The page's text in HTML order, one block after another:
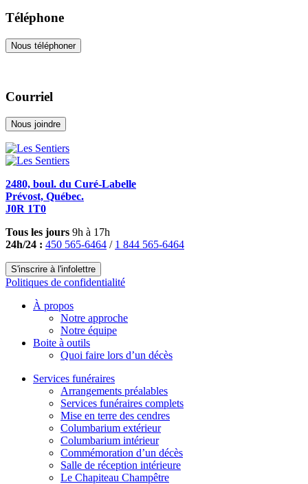
Téléphone
Nous téléphoner
Courriel
Nous joindre
2480, boul. du Curé-Labelle
Prévost, Québec.
J0R 1T0
Tous les jours 9h à 17h
24h/24 : 450 565-6464 / 1 844 565-6464
S'inscrire à l'infolettre
Politiques de confidentialité
À propos
Notre approche
Notre équipe
Boite à outils
Quoi faire lors d’un décès
Services funéraires
Arrangements préalables
Services funéraires complets
Mise en terre des cendres
Columbarium extérieur
Columbarium intérieur
Commémoration d’un décès
Salle de réception intérieure
Le Chapiteau Champêtre